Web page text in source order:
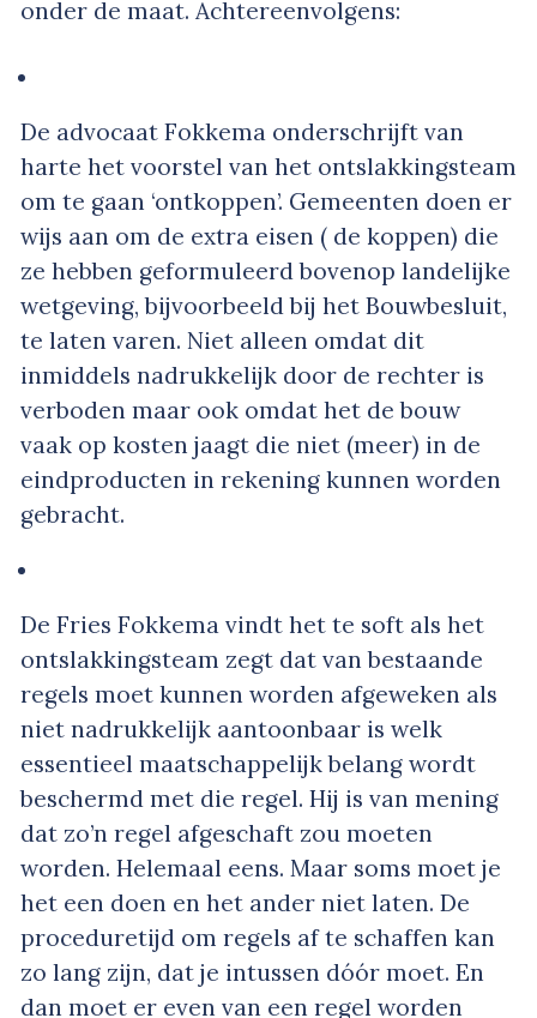
onder de maat. Achtereenvolgens:
De advocaat Fokkema onderschrijft van
harte het voorstel van het ontslakkingsteam
om te gaan ‘ontkoppen’. Gemeenten doen er
wijs aan om de extra eisen ( de koppen) die
ze hebben geformuleerd bovenop landelijke
wetgeving, bijvoorbeeld bij het Bouwbesluit,
te laten varen. Niet alleen omdat dit
inmiddels nadrukkelijk door de rechter is
verboden maar ook omdat het de bouw
vaak op kosten jaagt die niet (meer) in de
eindproducten in rekening kunnen worden
gebracht.
De Fries Fokkema vindt het te soft als het
ontslakkingsteam zegt dat van bestaande
regels moet kunnen worden afgeweken als
niet nadrukkelijk aantoonbaar is welk
essentieel maatschappelijk belang wordt
beschermd met die regel. Hij is van mening
dat zo’n regel afgeschaft zou moeten
worden. Helemaal eens. Maar soms moet je
het een doen en het ander niet laten. De
proceduretijd om regels af te schaffen kan
zo lang zijn, dat je intussen dóór moet. En
dan moet er even van een regel worden